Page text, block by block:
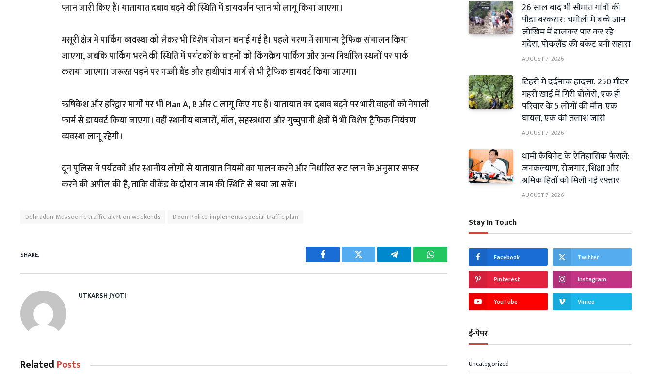
प्लान जारी किए हैं। यातायात दबाव बढ़ने की स्थिति में डायवर्जन प्लान भी लागू किया जाएगा।
मसूरी क्षेत्र में पार्किंग व्यवस्था को लेकर भी विशेष योजना बनाई गई है। पहले चरण में सामान्य ट्रैफिक संचालन किया
जाएगा, जबकि पार्किंग भरने की स्थिति में पर्यटकों के वाहनों को किंगक्रेग पार्किंग और अन्य निर्धारित स्थलों पर पार्क
कराया जाएगा। जरूरत पड़ने पर गज्जी बैंड और हाथीपांव मार्ग से भी ट्रैफिक डायवर्ट किया जाएगा।
ऋषिकेश और हरिद्वार मार्गों पर भी Plan A, B और C लागू किए गए हैं। यातायात का दबाव बढ़ने पर भारी वाहनों को नेपाली
फार्म से डायवर्ट किया जाएगा। वहीं स्थानीय बाजारों, मॉल, सहस्त्रधारा और गुच्चुपानी क्षेत्रों में भी विशेष ट्रैफिक नियंत्रण
व्यवस्था लागू रहेगी।
दून पुलिस ने पर्यटकों और स्थानीय लोगों से यातायात नियमों का पालन करने और निर्धारित रूट प्लान के अनुसार सफर
करने की अपील की है, ताकि वीकेंड के दौरान जाम की स्थिति से बचा जा सके।
Dehradun-Mussoorie traffic alert on weekends Doon Police implements special traffic plan
SHARE.
Facebook Twitter Telegram WhatsApp
UTKARSH JYOTI
Related Posts
26 साल बाद भी सीमांत गांवों की
पीड़ा बरकरार: चमोली में बच्चे जान
जोखिम में डालकर पार कर रहे
गदेरा, पोकलैंड की बकेट बनी सहारा
AUGUST 7, 2026
टिहरी में दर्दनाक हादसा: 250 मीटर
गहरी खाई में गिरी बोलेरो, एक ही
परिवार के 5 लोगों की मौत; एक
घायल, एक की तलाश जारी
AUGUST 7, 2026
धामी कैबिनेट के ऐतिहासिक फैसले:
जनकल्याण, रोजगार, शिक्षा और
श्रमिक हितों को मिली नई रफ्तार
AUGUST 7, 2026
Stay In Touch
Facebook Twitter
Pinterest Instagram
YouTube Vimeo
ई-पेपर
Uncategorized